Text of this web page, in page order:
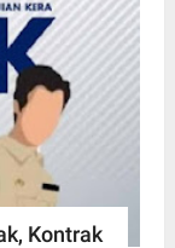
Kontrak